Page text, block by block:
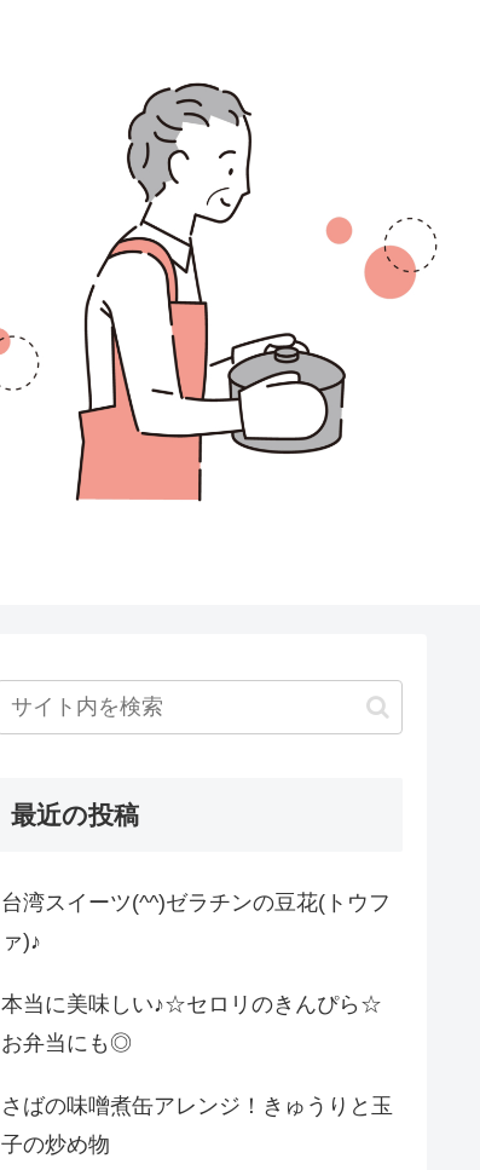
最近の投稿
台湾スイーツ(^^)ゼラチンの豆花(トウフ
ァ)♪
本当に美味しい♪☆セロリのきんぴら☆
お弁当にも◎
さばの味噌煮缶アレンジ！きゅうりと玉
子の炒め物